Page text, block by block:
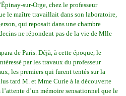
sur-Orge, chez le professeur
le maître travaillait dans son laboratoire,
qui reposait dans une chambre
ne répondent pas de la vie de Mlle
de Paris. Déjà, à cette époque, le
par les travaux du professeur
les premiers qui furent tentés sur la
tard M. et Mme Curie à la découverte
d’un mémoire sensationnel que le